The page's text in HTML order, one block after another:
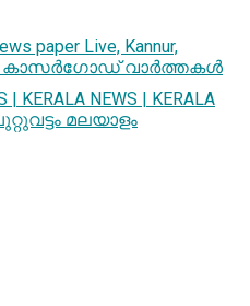
paper Live, Kannur,
കാസർഗോഡ് വാർത്തകൾ
| KERALA NEWS | KERALA
ചുറ്റുവട്ടം മലയാളം